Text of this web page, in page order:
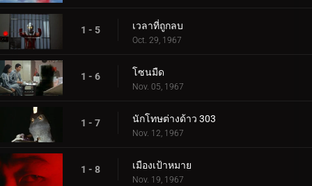
1 - 5 เวลาที่ถูกลบ
Oct. 29, 1967
1 - 6 โซนมืด
Nov. 05, 1967
1 - 7 นักโทษต่างด้าว 303
Nov. 12, 1967
1 - 8 เมืองเป้าหมาย
Nov. 19, 1967